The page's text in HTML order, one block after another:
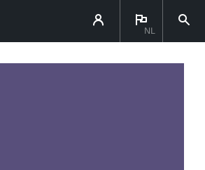
NL